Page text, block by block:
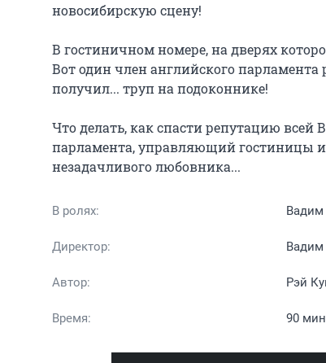
новосибирскую сцену!
В гостиничном номере, на дверях
Вот один член английского парламента
получил... труп на подоконнике!
Что делать, как спасти репутацию всей
парламента, управляющий гостиницы и
незадачливого любовника...
В ролях: Вадим
Директор: Вадим
Автор: Рэй
Время: 90